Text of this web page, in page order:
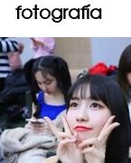
fotografía